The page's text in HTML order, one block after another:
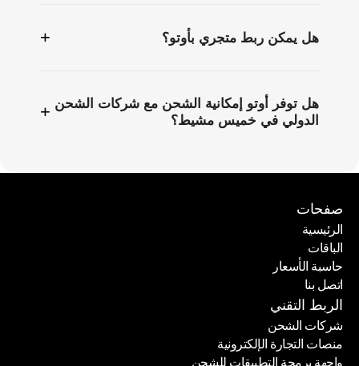
هل يمكن ربط متجري بأوتو؟ +
هل توفر أوتو إمكانية الشحن مع شركات الشحن
الدولي في خميس مشيط؟
+
صفحات
الرئيسية
الرئيسية
الباقات
الباقات
حاسبة الأسعار
حاسبة الأسعار
اتصل بنا
اتصل بنا
الربط التقني
شركات الشحن
شركات الشحن
منصات التجارة الإلكترونية
منصات التجارة الإلكترونية
واجهة برمجة التطبيقات للشحن